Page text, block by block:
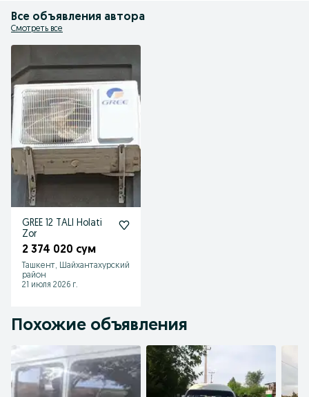
Все объявления автора
Смотреть все
GREE 12 TALI Holati
Zor
2 374 020 сум
Ташкент, Шайхантахурский
район
21 июля 2026 г.
Похожие объявления